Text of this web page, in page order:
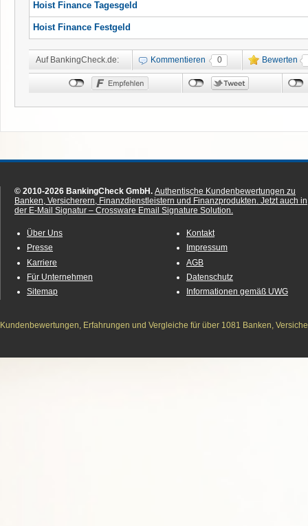
Hoist Finance Tagesgeld
Hoist Finance Festgeld
Auf BankingCheck.de: Kommentieren 0 Bewerten
© 2010-2026 BankingCheck GmbH. Authentische Kundenbewertungen zu
Banken, Versicherern, Finanzdienstleistern und Finanzprodukten. Jetzt auch in
der E-Mail Signatur – Crossware Email Signature Solution.
Über Uns
Presse
Karriere
Für Unternehmen
Sitemap
Kontakt
Impressum
AGB
Datenschutz
Informationen gemäß UWG
Kundenbewertungen, Erfahrungen und Vergleiche für über 1081 Banken,